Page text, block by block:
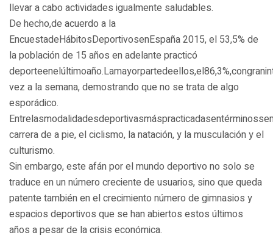
llevar a cabo actividades igualmente saludables.
De hecho,de acuerdo a la
EncuestadeHábitosDeportivosenEspaña 2015, el 53,5% de
la población de 15 años en adelante practicó
vez a la semana, demostrando que no se trata de algo
esporádico.
carrera de a pie, el ciclismo, la natación, y la musculación y el
culturismo.
Sin embargo, este afán por el mundo deportivo no solo se
traduce en un número creciente de usuarios, sino que queda
patente también en el crecimiento número de gimnasios y
espacios deportivos que se han abiertos estos últimos
años a pesar de la crisis económica.